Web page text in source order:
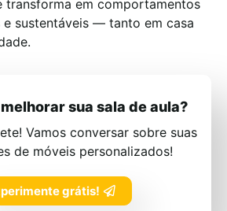
transforma em comportamentos
e sustentáveis — tanto em casa
sua sala de aula?
Vamos conversar sobre suas
de móveis personalizados!
grátis!